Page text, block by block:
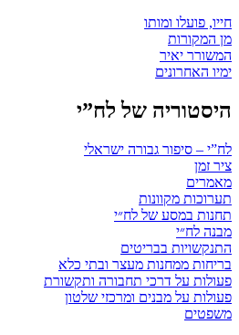
חייו, פועלו ומותו
מן המקורות
המשורר יאיר
ימיו האחרונים
היסטוריה של לח”י
לח”י – סיפור גבורה ישראלי
ציר זמן
מאמרים
תערוכות מקוונות
תחנות במסע של לח״י
מבנה לח״י
התנקשויות בבריטים
בריחות ממחנות מעצר ובתי כלא
פעולות על דרכי תחבורה ותקשורת
פעולות על מבנים ומרכזי שלטון
משפטים